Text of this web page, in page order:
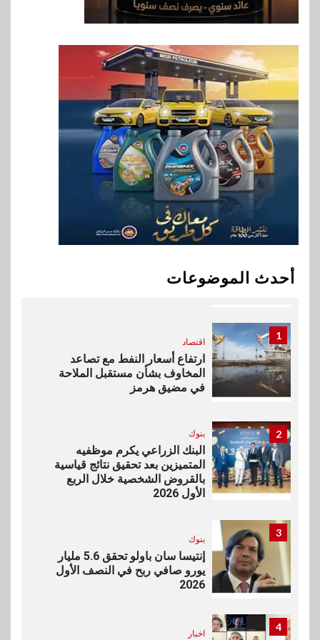
أحدث الموضوعات
وأفريقيا Tour4Cure
8
سوق وصلة
هواوي: هاتف nova 15
Max بطارية ضخمة وتصميم متين
جهازًا مثاليًا للشباب
9 اقتصاد
إي اف چي فاينانس تستعرض
خطط نمو «بلد» لتعزيز حضورها
في سوق تحويلات المصريين
بالخارج
بيان توضيحي صادر عن شركة
ناتجاس
1
اقتصاد
ارتفاع أسعار النفط مع تصاعد
المخاوف بشأن مستقبل الملاحة
في مضيق هرمز
2 بنوك
البنك الزراعي يكرم موظفيه
المتميزين بعد تحقيق نتائج قياسية
بالقروض الشخصية خلال الربع
الأول 2026
3
بنوك
إنتيسا سان باولو تحقق 5.6 مليار
يورو صافي ربح في النصف الأول
2026
4
اخبار